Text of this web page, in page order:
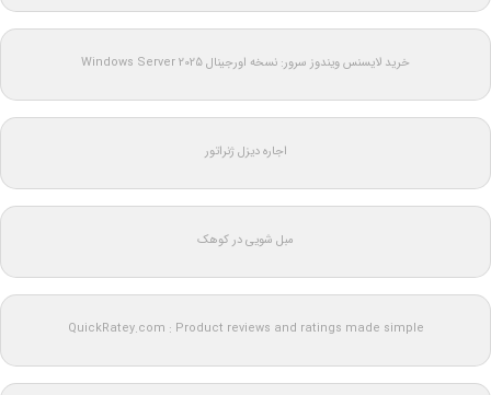
خرید لایسنس ویندوز سرور: نسخه اورجینال Windows Server 2025
اجاره دیزل ژنراتور
مبل شویی در کوهک
QuickRatey.com : Product reviews and ratings made simple